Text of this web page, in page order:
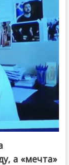
а «мечта»